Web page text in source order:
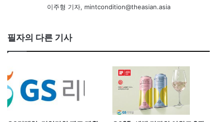
이주형 기자, mintcondition@theasian.asia
필자의 다른 기사